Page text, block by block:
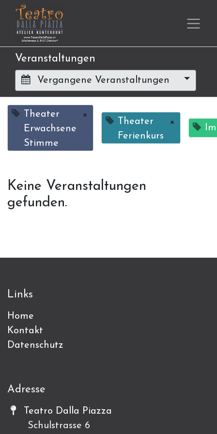
Veranstaltungen
Vergangene Veranstaltungen
Theater
Erwachsene
Stimme
×
Theater
Ferienkurs
×
Keine Veranstaltungen
gefunden.
Links
Home
Kontakt
Datenschutz
Adresse
Teatro Dalla Piazza
Schulstrasse 6